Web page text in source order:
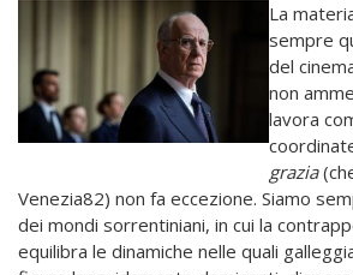
La
sempre
del
non
lavora
grazia
Venezia82) non fa eccezione. Siamo
dei mondi sorrentiniani, in cui la
equilibra le dinamiche nelle quali